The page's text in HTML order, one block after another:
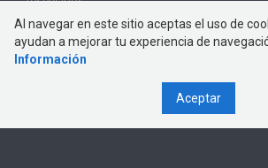
Al navegar en este sitio aceptas el uso de
ayudan a mejorar tu experiencia de
Información
Aceptar